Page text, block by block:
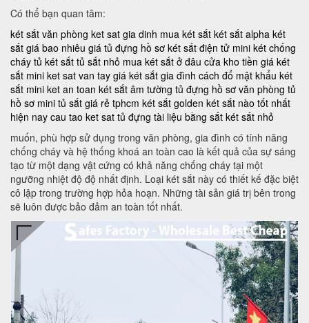
Có thể bạn quan tâm:
két sắt văn phòng ket sat gia dinh mua két sắt két sắt alpha két
sắt giá bao nhiêu giá tủ đựng hồ sơ két sắt điện tử mini két chống
cháy tủ két sắt tủ sắt nhỏ mua két sắt ở đâu cửa kho tiền giá két
sắt mini ket sat van tay giá két sắt gia đình cách đổ mật khẩu két
sắt mini ket an toan két sắt âm tường tủ đựng hồ sơ văn phòng tủ
hồ sơ mini tủ sắt giá rẻ tphcm két sắt golden két sắt nào tốt nhất
hiện nay cau tao ket sat tủ đựng tài liệu bằng sắt két sắt nhỏ
muốn, phù hợp sử dụng trong văn phòng, gia đình có tính năng
chống cháy và hệ thống khoá an toàn cao là kết quả của sự sáng
tạo từ một dạng vật cứng có khả năng chống cháy tại một
ngưỡng nhiệt độ độ nhất định. Loại két sắt này có thiết kế đặc biệt
cô lập trong trường hợp hỏa hoạn. Những tài sản giá trị bên trong
sẽ luôn được bảo đảm an toàn tốt nhất.